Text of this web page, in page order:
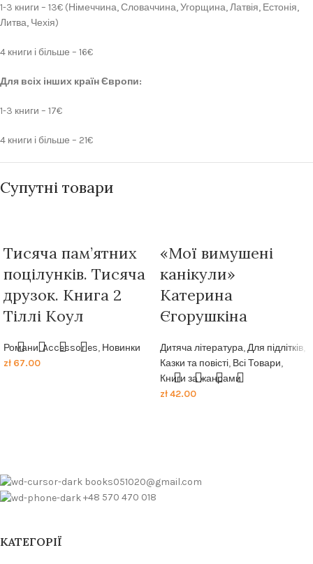
1-3 книги – 13€ (Німеччина, Словаччина, Угорщина, Латвія, Естонія,
Литва, Чехія)
4 книги і більше – 16€
Для всіх інших країн Європи:
1-3 книги – 17€
4 книги і більше – 21€
Супутні товари
Тисяча пам’ятних
поцілунків. Тисяча
друзок. Книга 2
Тіллі Коул
Романи,Accessories, Новинки
zł 67.00
«Мої вимушені
канікули»
Катерина
Єгорушкіна
Дитяча література,Для підлітків,
Казки та повісті, Всі Товари,
Книги за жанрами
zł42.00
books051020@gmail.com
+48 570 470 018
КАТЕГОРІЇ